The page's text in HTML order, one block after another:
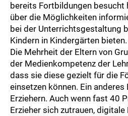
bereits Fortbildungen besucht
über die Möglichkeiten
bei der Unterrichtsgestaltung
Kindern in Kindergärten bieten.
Die Mehrheit der Eltern von
der Medienkompetenz der
dass sie diese gezielt für die
einsetzen können. Ein
Erziehern. Auch wenn fast 40
Erzieher sich zutrauen,